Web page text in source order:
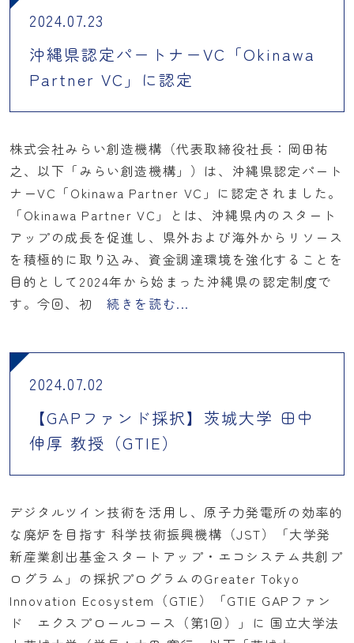
2024.07.23
沖縄県認定パートナーVC「Okinawa
Partner VC」に認定
株式会社みらい創造機構（代表取締役社長：岡田祐
之、以下「みらい創造機構」）は、沖縄県認定パート
ナーVC「Okinawa Partner VC」に認定されました。
「Okinawa Partner VC」とは、沖縄県内のスタート
アップの成長を促進し、県外および海外からリソース
を積極的に取り込み、資金調達環境を強化することを
目的として2024年から始まった沖縄県の認定制度で
す。今回、初
続きを読む...
2024.07.02
【GAPファンド採択】茨城大学 田中
伸厚 教授（GTIE）
デジタルツイン技術を活用し、原子力発電所の効率的
な廃炉を目指す 科学技術振興機構（JST）「大学発
新産業創出基金スタートアップ・エコシステム共創プ
ログラム」の採択プログラムのGreater Tokyo
Innovation Ecosystem（GTIE）「GTIE GAPファン
ド エクスプロールコース（第1回）」に 国立大学法